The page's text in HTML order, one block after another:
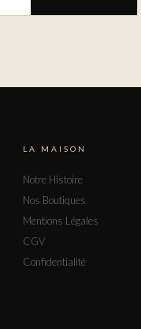
LA MAISON
Notre Histoire
Nos Boutiques
Mentions Légales
CGV
Confidentialité